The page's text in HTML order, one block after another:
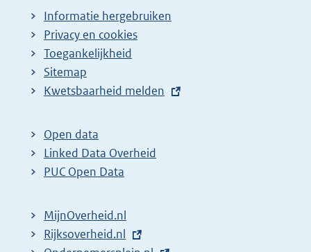
Informatie hergebruiken
Privacy en cookies
Toegankelijkheid
Sitemap
E
t
e
r
l
i
Kwetsbaarheid melden
Open data
Linked Data Overheid
PUC Open Data
MijnOverheid.nl
E
Rijksoverheid.nl